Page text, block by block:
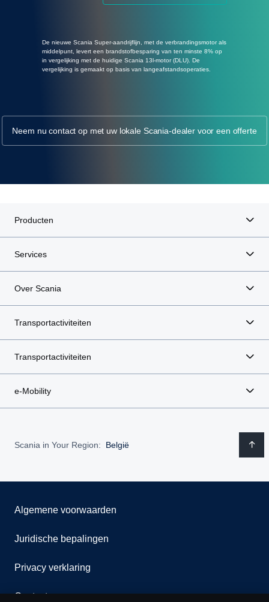
De nieuwe Scania Super-aandrijflijn, met de verbrandingsmotor als
middelpunt, levert een brandstofbesparing van ten minste 8% op
in vergelijking met de huidige Scania 13l-motor (DLU). De
vergelijking is gemaakt op basis van langeafstandsoperaties.
Neem nu contact op met uw lokale Scania-dealer voor een offerte
Producten
Services
Over Scania
Transportactiviteiten
Transportactiviteiten
e-Mobility
Scania in Your Region: België
Algemene voorwaarden
Juridische bepalingen
Privacy verklaring
Contact